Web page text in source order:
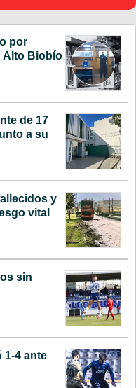
por
Alto Biobío
de 17
a su
y
vital
sin
1-4 ante